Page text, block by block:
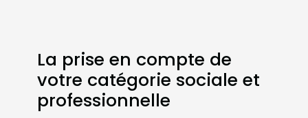
La prise en compte de
votre catégorie sociale et
professionnelle